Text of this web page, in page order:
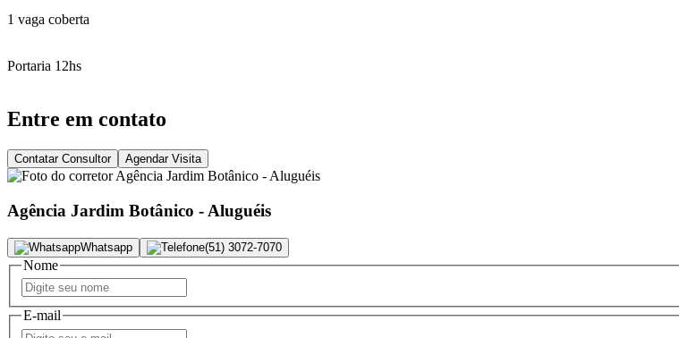
1 vaga coberta
Portaria 12hs
Entre em contato
Contatar Consultor Agendar Visita
Agência Jardim Botânico - Aluguéis
Whatsapp (51) 3072-7070
Nome
E-mail